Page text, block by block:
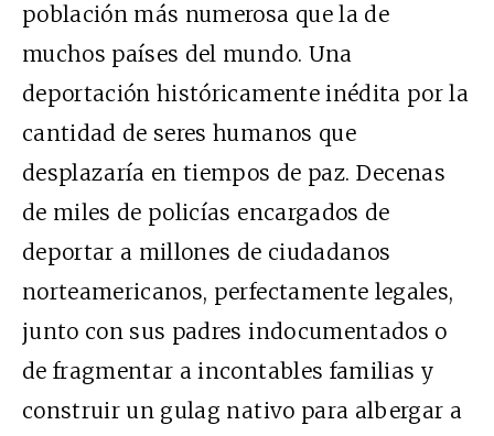
población más numerosa que la de
muchos países del mundo. Una
deportación históricamente inédita por la
cantidad de seres humanos que
desplazaría en tiempos de paz. Decenas
de miles de policías encargados de
deportar a millones de ciudadanos
norteamericanos, perfectamente legales,
junto con sus padres indocumentados o
de fragmentar a incontables familias y
construir un gulag nativo para albergar a